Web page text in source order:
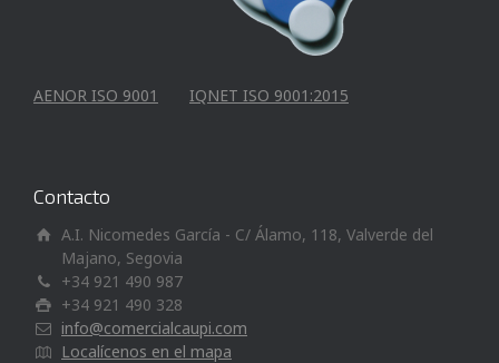
AENOR ISO 9001 IQNET ISO 9001:2015
Contacto
A.I. Nicomedes García - C/ Álamo, 118, Valverde del
Majano, Segovia
+34 921 490 987
+34 921 490 328
info@comercialcaupi.com
Localícenos en el mapa